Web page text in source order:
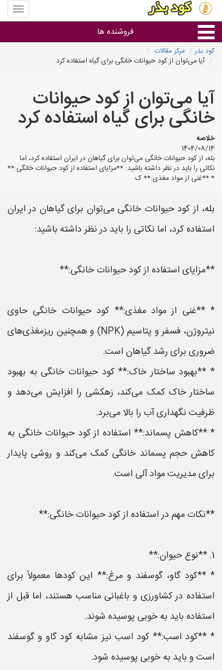
منوی
سایت
بذر
فروشنده ها
گروه ها
استان ها
کود بذر
مرکز مقالات
آیا می‌توان از کود حیوانات خانگی برای گیاه استفاده کرد
آیا می‌توان از کود حیوانات
خانگی برای گیاه استفاده کرد
خلاصه
1404/08/14
بله، از کود حیوانات خانگی می‌توان برای گیاهان در ایران استفاده کرد، اما
نکاتی را باید در نظر داشته باشید: **مزایای استفاده از کود حیوانات خانگی:**
* **غنی از مواد مغذی:** ک
بله، از کود حیوانات خانگی می‌توان برای گیاهان در ایران
استفاده کرد، اما نکاتی را باید در نظر داشته باشید:
**مزایای استفاده از کود حیوانات خانگی:**
* **غنی از مواد مغذی:** کود حیوانات خانگی حاوی
نیتروژن، فسفر و پتاسیم (NPK) و همچنین ریزمغذی‌های
ضروری برای رشد گیاهان است.
* **بهبود ساختار خاک:** کود حیوانات خانگی به بهبود
ساختار خاک کمک می‌کند، زهکشی را افزایش می‌دهد و
ظرفیت نگهداری آب را بالا می‌برد.
* **کاهش پسماند:** استفاده از کود حیوانات خانگی به
کاهش حجم پسماند خانگی کمک می‌کند و روشی پایدار
برای مدیریت مواد آلی است.
**نکات مهم در استفاده از کود حیوانات خانگی:**
1. **نوع حیوان:**
* **کود گاو، گوسفند و مرغ:** این کودها معمولاً برای
استفاده در کشاورزی و باغبانی مناسب هستند، اما قبل از
استفاده باید به خوبی پوسیده شوند.
* **کود اسب:** کود اسب نیز مشابه کود گاو و گوسفند
است و باید به خوبی پوسیده شود.